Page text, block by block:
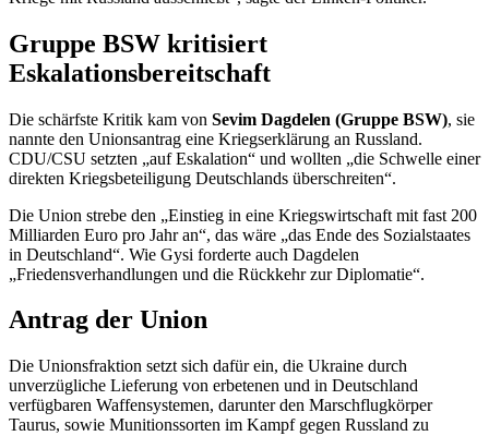
Gruppe BSW kritisiert
Eskalationsbereitschaft
Die schärfste Kritik kam von Sevim Dagdelen (Gruppe BSW), sie
nannte den Unionsantrag eine Kriegserklärung an Russland.
CDU/CSU setzten „auf Eskalation“ und wollten „die Schwelle einer
direkten Kriegsbeteiligung Deutschlands überschreiten“.
Die Union strebe den „Einstieg in eine Kriegswirtschaft mit fast 200
Milliarden Euro pro Jahr an“, das wäre „das Ende des Sozialstaates
in Deutschland“. Wie Gysi forderte auch Dagdelen
„Friedensverhandlungen und die Rückkehr zur Diplomatie“.
Antrag der Union
Die Unionsfraktion setzt sich dafür ein, die Ukraine durch
unverzügliche Lieferung von erbetenen und in Deutschland
verfügbaren Waffensystemen, darunter den Marschflugkörper
Taurus, sowie Munitionssorten im Kampf gegen Russland zu